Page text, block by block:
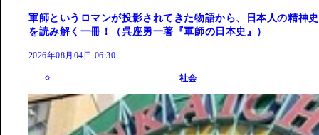
軍師というロマンが投影されてきた物語から、日本人の精神史
を読み解く一冊！（呉座勇一著『軍師の日本史』）
2026年08月04日 06:30
社会